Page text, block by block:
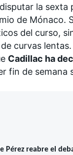
la
de Mónaco.
del curso,
curvas lentas.
Cadillac ha
fin de semana
Pérez reabre el